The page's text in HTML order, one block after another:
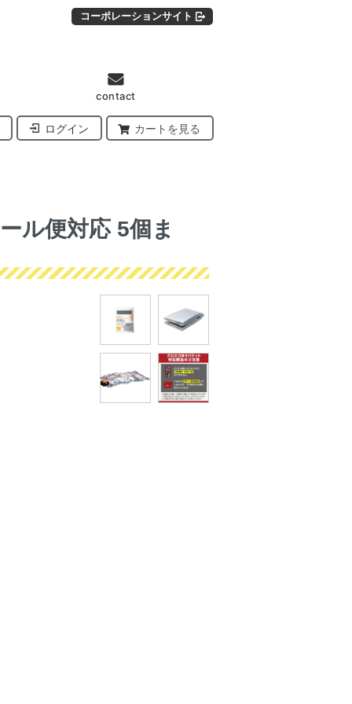
コーポレーションサイト
contact
ログイン カートを見る
ル便対応 5個ま